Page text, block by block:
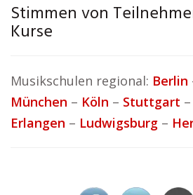
Stimmen von
Kurse
Musikschulen regional: Berlin
München – Köln – Stuttgart –
Erlangen – Ludwigsburg –